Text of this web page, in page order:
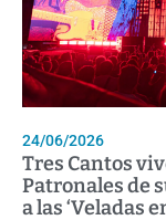
24/06/2026
Tres Cantos
Patronales de
a las ‘Veladas